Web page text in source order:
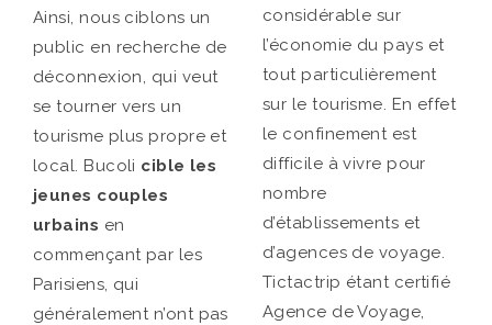
Ainsi, nous ciblons un
public en recherche de
déconnexion, qui veut
se tourner vers un
tourisme plus propre et
local. Bucoli cible les
jeunes couples
urbains en
commençant par les
Parisiens, qui
généralement n’ont pas
considérable sur
l’économie du pays et
tout particulièrement
sur le tourisme. En effet
le confinement est
difficile à vivre pour
nombre
d’établissements et
d’agences de voyage.
Tictactrip étant certifié
Agence de Voyage,